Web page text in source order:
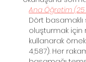
Ana Öğretim (25
Dört basamaklı
oluşturmak için
kullanarak
4,587). Her